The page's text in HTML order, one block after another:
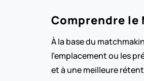
Comprendre le
À la base du
l’emplacement ou les
et à une meilleure